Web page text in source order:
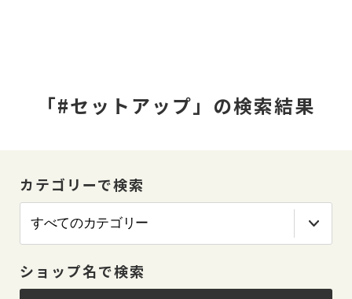
「#セットアップ」の検索結果
カテゴリーで検索
ショップ名で検索